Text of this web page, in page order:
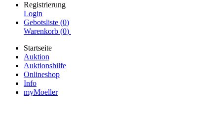
Registrierung
Login
Gebotsliste (0)
Warenkorb (0)
Startseite
Auktion
Auktionshilfe
Onlineshop
Info
myMoeller